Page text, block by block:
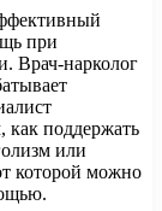
при
Врач-нарколог
как поддержать
или
которой можно